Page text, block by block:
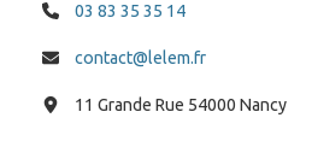
03 83 35 35 14
contact@lelem.fr
11 Grande Rue 54000 Nancy